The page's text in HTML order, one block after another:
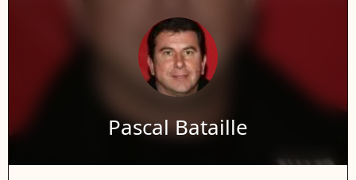
Pascal Bataille